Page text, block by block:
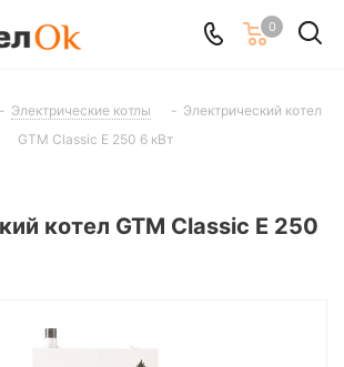
0
- Электрические котлы - Электрический котел
GTM Classic E 250 6 кВт
котел GTM Classic E 250